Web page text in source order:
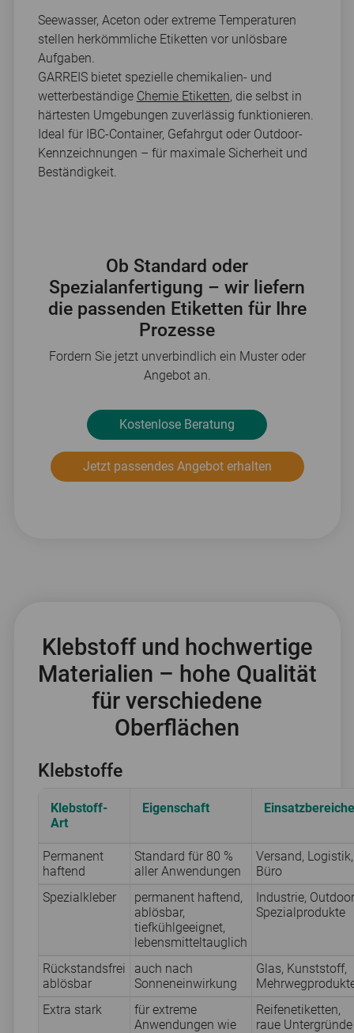
Seewasser, Aceton oder extreme Temperaturen
stellen herkömmliche Etiketten vor unlösbare
Aufgaben.
GARREIS bietet spezielle chemikalien- und
wetterbeständige Chemie Etiketten, die selbst in
härtesten Umgebungen zuverlässig funktionieren.
Ideal für IBC-Container, Gefahrgut oder Outdoor-
Kennzeichnungen – für maximale Sicherheit und
Beständigkeit.
Ob Standard oder
Spezialanfertigung – wir liefern
die passenden Etiketten für Ihre
Prozesse
Fordern Sie jetzt unverbindlich ein Muster oder
Angebot an.
Kostenlose Beratung
Jetzt passendes Angebot erhalten
Klebstoff und hochwertige
Materialien – hohe Qualität
für verschiedene
Oberflächen
Klebstoffe
Klebstoff-
Art
Eigenschaft Einsatzbereiche
Permanent
haftend
Standard für 80 %
aller Anwendungen
Versand, Logistik,
Büro
Spezialkleber
permanent haftend,
ablösbar,
tiefkühlgeeignet,
lebensmitteltauglich
Industrie,
Spezialprodukte
Rückstandsfrei
ablösbar
auch nach
Sonneneinwirkung
Glas, Kunststoff,
Extra stark
für extreme
Anwendungen wie
Reifenetiketten,
raue Untergründe